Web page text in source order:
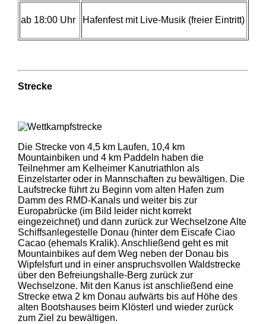
ab 18:00 Uhr Hafenfest mit Live-Musik (freier Eintritt)
Strecke
Die Strecke von 4,5 km Laufen, 10,4 km
Mountainbiken und 4 km Paddeln haben die
Teilnehmer am Kelheimer Kanutriathlon als
Einzelstarter oder in Mannschaften zu bewältigen. Die
Laufstrecke führt zu Beginn vom alten Hafen zum
Damm des RMD-Kanals und weiter bis zur
Europabrücke (im Bild leider nicht korrekt
eingezeichnet) und dann zurück zur Wechselzone Alte
Schiffsanlegestelle Donau (hinter dem Eiscafe Ciao
Cacao (ehemals Kralik). Anschließend geht es mit
Mountainbikes auf dem Weg neben der Donau bis
Wipfelsfurt und in einer anspruchsvollen Waldstrecke
über den Befreiungshalle-Berg zurück zur
Wechselzone. Mit den Kanus ist anschließend eine
Strecke etwa 2 km Donau aufwärts bis auf Höhe des
alten Bootshauses beim Klösterl und wieder zurück
zum Ziel zu bewältigen.